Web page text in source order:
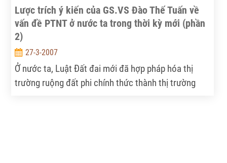
hiện chiếm 90% dân số và 95% GDP toàn thế giới.
Lược trích ý kiến của GS.VS Đào Thế Tuấn về
vấn đề PTNT ở nước ta trong thời kỳ mới (phần
2)
27-3-2007
Ở nước ta, Luật Đất đai mới đã hợp pháp hóa thị
trường ruộng đất phi chính thức thành thị trường